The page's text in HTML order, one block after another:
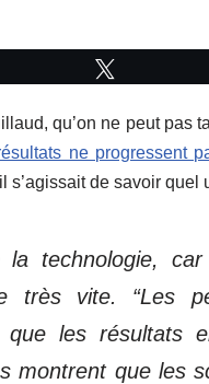
qu’on ne peut pas
ne progressent
de savoir quel
technologie,
très vite. “Les
les résultats
montrent que les